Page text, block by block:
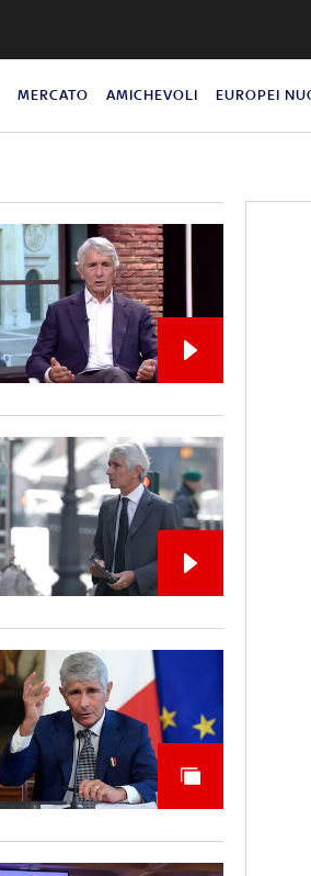
MERCATO AMICHEVOLI EUROPEI